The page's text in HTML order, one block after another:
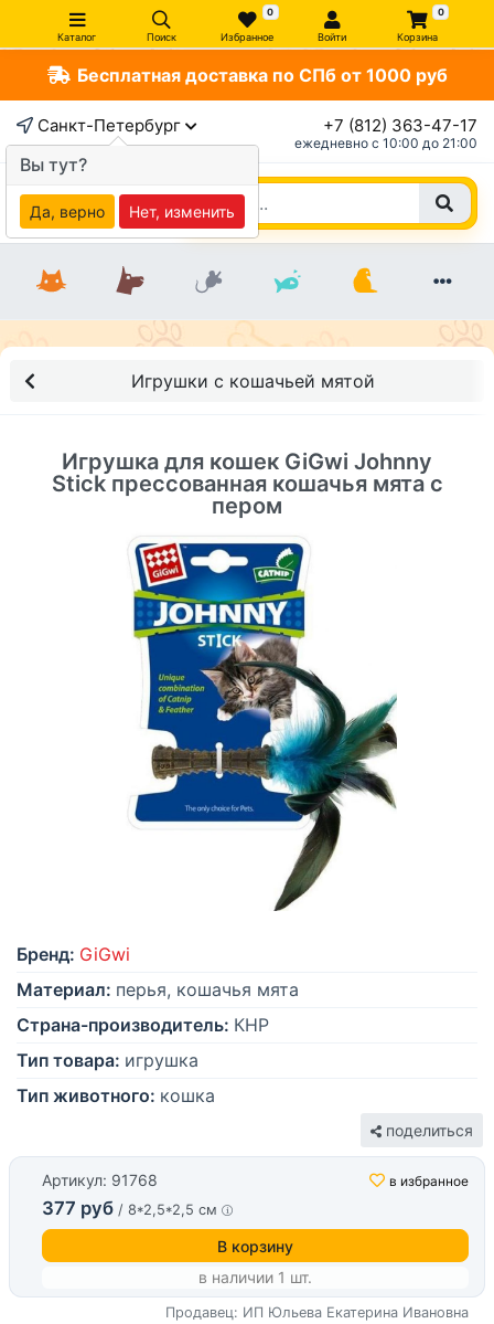
Каталог Поиск
0
Избранное Войти
0
Корзина
Бесплатная доставка по СПб от 1000 руб
Санкт-Петербург +7 (812) 363-47-17
ежедневно c 10:00 до 21:00
Игрушки с кошачьей мятой
Игрушка для кошек GiGwi Johnny
Stick прессованная кошачья мята с
пером
Бренд: GiGwi
Материал: перья, кошачья мята
Страна-производитель: КНР
Тип товара: игрушка
Тип животного: кошка
поделиться
Артикул: 91768 в избранное
377 руб / 8*2,5*2,5 см
В корзину
в наличии 1 шт.
Продавец: ИП Юльева Екатерина Ивановна
Вы тут?
Да, верно Нет, изменить